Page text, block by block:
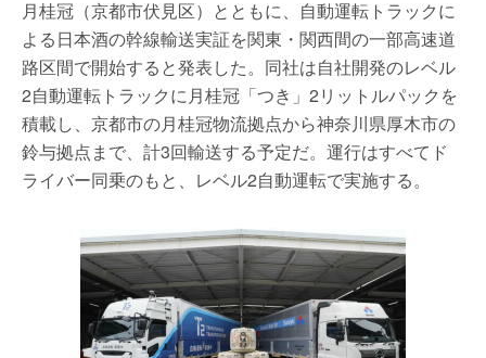
月桂冠（京都市伏見区）とともに、自動運転トラックに
よる日本酒の幹線輸送実証を関東・関西間の一部高速道
路区間で開始すると発表した。同社は自社開発のレベル
2自動運転トラックに月桂冠「つき」2リットルパックを
積載し、京都市の月桂冠物流拠点から神奈川県厚木市の
鈴与拠点まで、計3回輸送する予定だ。運行はすべてド
ライバー同乗のもと、レベル2自動運転で実施する。